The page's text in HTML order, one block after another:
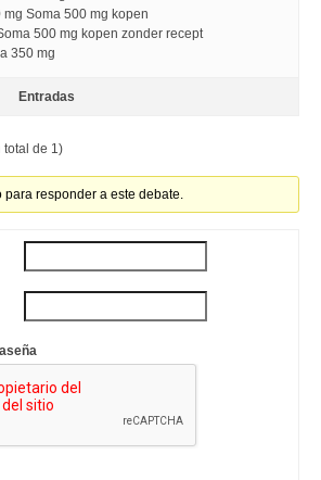
Soma 500 mg kopen
500 mg kopen zonder recept
350 mg
Entradas
total de 1)
para responder a este debate.